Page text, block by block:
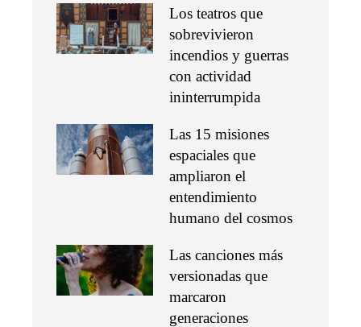
Los teatros que
sobrevivieron
incendios y guerras
con actividad
ininterrumpida
Las 15 misiones
espaciales que
ampliaron el
entendimiento
humano del cosmos
Las canciones más
versionadas que
marcaron
generaciones